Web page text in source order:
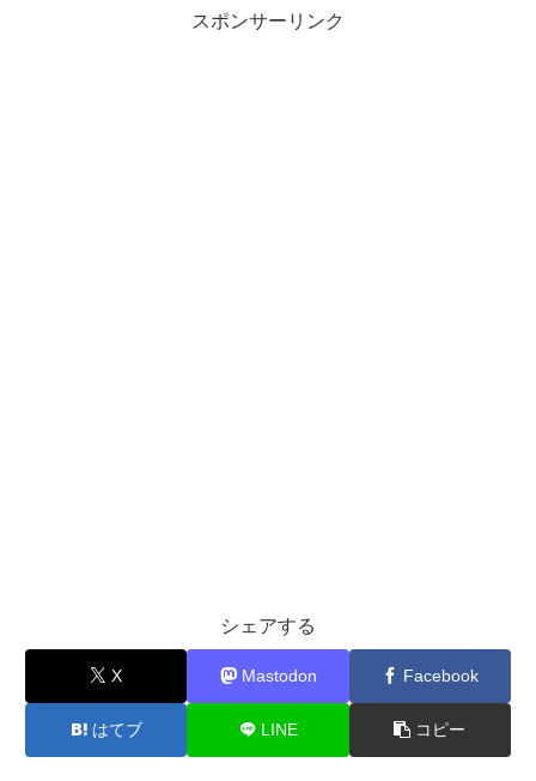
スポンサーリンク
シェアする
X Mastodon Facebook
はてブ LINE コピー